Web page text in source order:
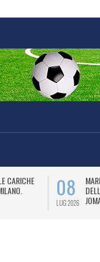
365 AL FIANCO
CALCIO (SERIE A) PER UN